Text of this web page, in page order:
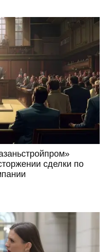
сделки по